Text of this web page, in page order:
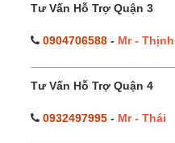
Tư Vấn Hỗ Trợ Quận 3
0904706588 - Mr - Thịnh
Tư Vấn Hỗ Trợ Quận 4
0932497995 - Mr - Thái